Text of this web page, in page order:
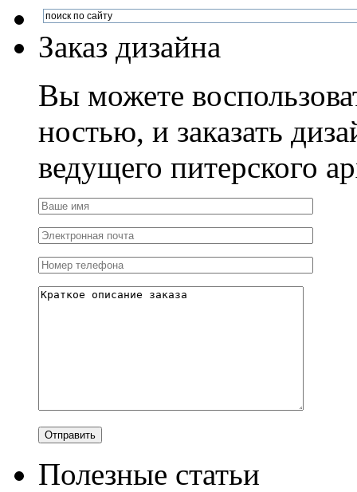
Заказ дизайна
Вы можете
ностью, и заказать
ведущего питерского
Полезные статьи